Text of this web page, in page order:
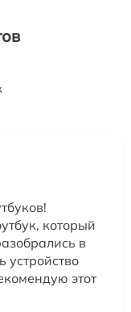
который
в
устройство
этот